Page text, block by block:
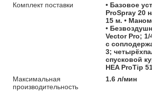
Комплект поставки
• Базовое
ProSpray 20
15 м. •
•
Vector Pro;
с
3;
спусковой
HEA ProTip
Максимальная
производительность
1.6 л/мин